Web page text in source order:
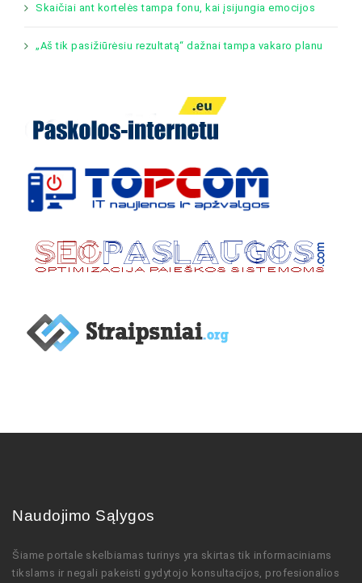
Skaičiai ant kortelės tampa fonu, kai įsijungia emocijos
„Aš tik pasižiūrėsiu rezultatą“ dažnai tampa vakaro planu
Naudojimo Sąlygos
Šiame portale skelbiamas turinys yra skirtas tik informaciniams
tikslams ir negali pakeisti gydytojo konsultacijos, profesionalios